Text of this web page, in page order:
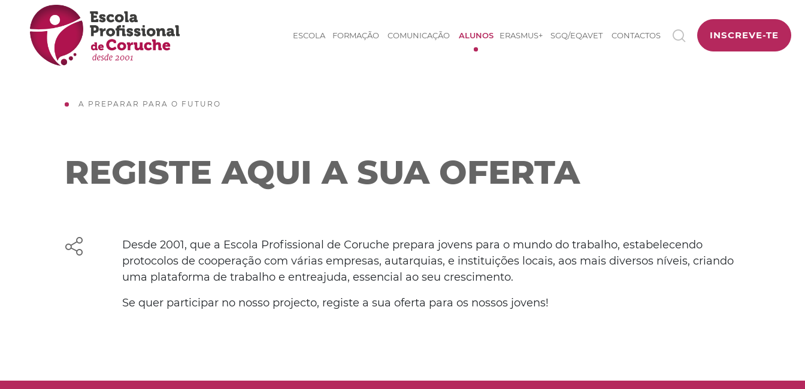
ESCOLA FORMAÇÃO COMUNICAÇÃO ALUNOS ERASMUS+ SGQ/EQAVET CONTACTOS INSCREVE-TE
A PREPARAR PARA O FUTURO
REGISTE AQUI A SUA OFERTA
Desde 2001, que a Escola Profissional de Coruche prepara jovens para o mundo do trabalho, estabelecendo
protocolos de cooperação com várias empresas, autarquias, e instituições locais, aos mais diversos níveis, criando
uma plataforma de trabalho e entreajuda, essencial ao seu crescimento.
Se quer participar no nosso projecto, registe a sua oferta para os nossos jovens!